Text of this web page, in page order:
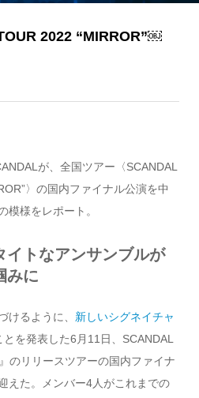
2022 “MIRROR”￼
が、全国ツアー〈SCANDAL
〉の国内ファイナル公演を中
模様をレポート。
イトなアンサンブルが
みに
けるように、 新しいシグネイチャ
を発表した6月11日、SCANDAL
のリリースツアーの国内ファイナ
えた。メンバー4人がこれまでの